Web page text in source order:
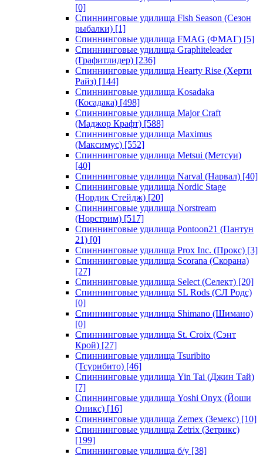
[0]
Спиннинговые удилища Fish Season (Сезон
рыбалки) [1]
Спиннинговые удилища FMAG (ФМАГ) [5]
Спиннинговые удилища Graphiteleader
(Графитлидер) [236]
Спиннинговые удилища Hearty Rise (Херти
Райз) [144]
Спиннинговые удилища Kosadaka
(Косадака) [498]
Спиннинговые удилища Major Craft
(Маджор Крафт) [588]
Спиннинговые удилища Maximus
(Максимус) [552]
Спиннинговые удилища Metsui (Метсуи)
[40]
Спиннинговые удилища Narval (Нарвал) [40]
Спиннинговые удилища Nordic Stage
(Нордик Стейдж) [20]
Спиннинговые удилища Norstream
(Норстрим) [517]
Спиннинговые удилища Pontoon21 (Пантун
21) [0]
Спиннинговые удилища Prox Inc. (Прокс) [3]
Спиннинговые удилища Scorana (Скорана)
[27]
Спиннинговые удилища Select (Селект) [20]
Спиннинговые удилища SL Rods (СЛ Родс)
[0]
Спиннинговые удилища Shimano (Шимано)
[0]
Спиннинговые удилища St. Croix (Сэнт
Крой) [27]
Спиннинговые удилища Tsuribito
(Тсурибито) [46]
Спиннинговые удилища Yin Tai (Джин Тай)
[7]
Спиннинговые удилища Yoshi Onyx (Йоши
Оникс) [16]
Спиннинговые удилища Zemex (Земекс) [10]
Спиннинговые удилища Zetrix (Зетрикс)
[199]
Спиннинговые удилища б/у [38]